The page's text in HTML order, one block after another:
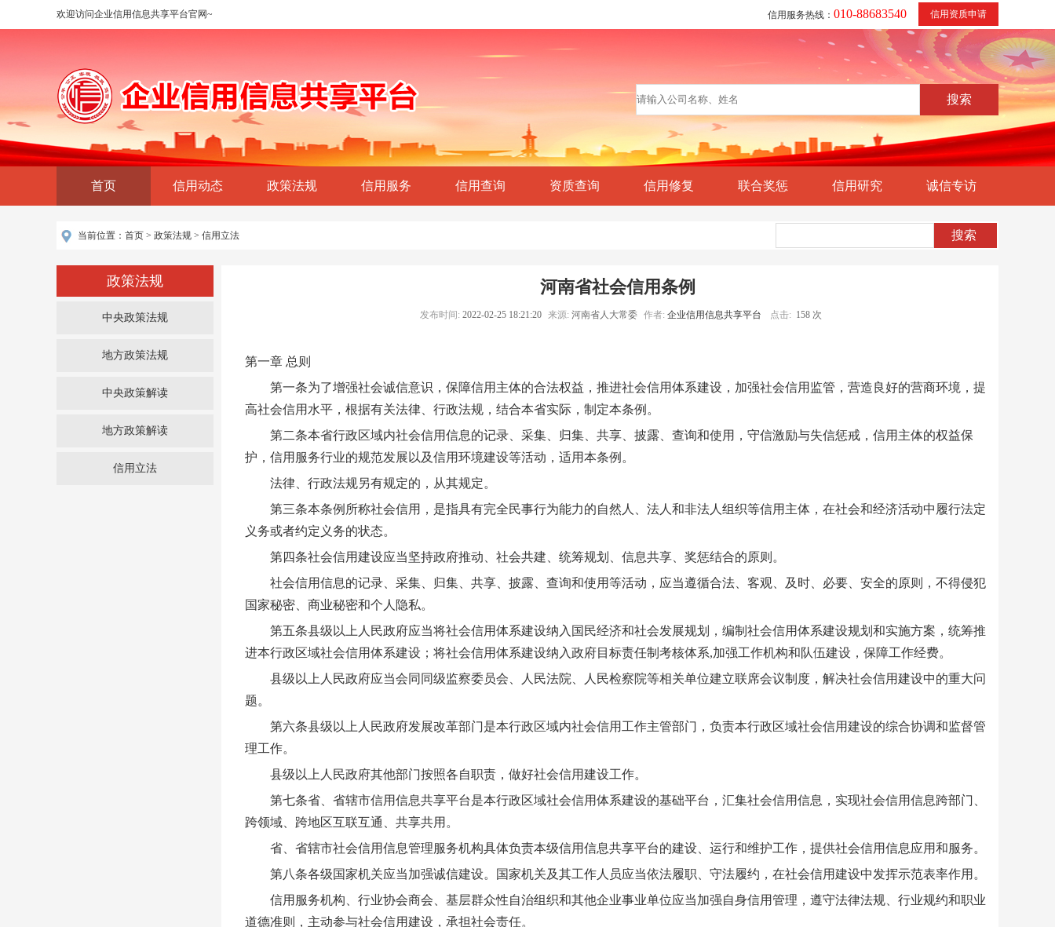
欢迎访问企业信用信息共享平台官网~ 信用服务热线： 010-88683540 信用资质申请
首页 信用动态 政策法规 信用服务 信用查询 资质查询 信用修复 联合奖惩 信用研究 诚信专访
当前位置： 首页 > 政策法规 > 信用立法
河南省社会信用条例
发布时间: 2022-02-25 18:21:20 来源: 河南省人大常委 作者: 企业信用信息共享平台 点击: 158 次
第一章 总则
第一条为了增强社会诚信意识，保障信用主体的合法权益，推进社会信用体系建设，加强社会信用监管，营造良好的营商环境，提
高社会信用水平，根据有关法律、行政法规，结合本省实际，制定本条例。
第二条本省行政区域内社会信用信息的记录、采集、归集、共享、披露、查询和使用，守信激励与失信惩戒，信用主体的权益保
护，信用服务行业的规范发展以及信用环境建设等活动，适用本条例。
法律、行政法规另有规定的，从其规定。
第三条本条例所称社会信用，是指具有完全民事行为能力的自然人、法人和非法人组织等信用主体，在社会和经济活动中履行法定
义务或者约定义务的状态。
第四条社会信用建设应当坚持政府推动、社会共建、统筹规划、信息共享、奖惩结合的原则。
社会信用信息的记录、采集、归集、共享、披露、查询和使用等活动，应当遵循合法、客观、及时、必要、安全的原则，不得侵犯
国家秘密、商业秘密和个人隐私。
第五条县级以上人民政府应当将社会信用体系建设纳入国民经济和社会发展规划，编制社会信用体系建设规划和实施方案，统筹推
进本行政区域社会信用体系建设；将社会信用体系建设纳入政府目标责任制考核体系,加强工作机构和队伍建设，保障工作经费。
县级以上人民政府应当会同同级监察委员会、人民法院、人民检察院等相关单位建立联席会议制度，解决社会信用建设中的重大问
题。
第六条县级以上人民政府发展改革部门是本行政区域内社会信用工作主管部门，负责本行政区域社会信用建设的综合协调和监督管
理工作。
县级以上人民政府其他部门按照各自职责，做好社会信用建设工作。
第七条省、省辖市信用信息共享平台是本行政区域社会信用体系建设的基础平台，汇集社会信用信息，实现社会信用信息跨部门、
跨领域、跨地区互联互通、共享共用。
省、省辖市社会信用信息管理服务机构具体负责本级信用信息共享平台的建设、运行和维护工作，提供社会信用信息应用和服务。
第八条各级国家机关应当加强诚信建设。国家机关及其工作人员应当依法履职、守法履约，在社会信用建设中发挥示范表率作用。
信用服务机构、行业协会商会、基层群众性自治组织和其他企业事业单位应当加强自身信用管理，遵守法律法规、行业规约和职业
道德准则，主动参与社会信用建设，承担社会责任。
政策法规
中央政策法规
地方政策法规
中央政策解读
地方政策解读
信用立法